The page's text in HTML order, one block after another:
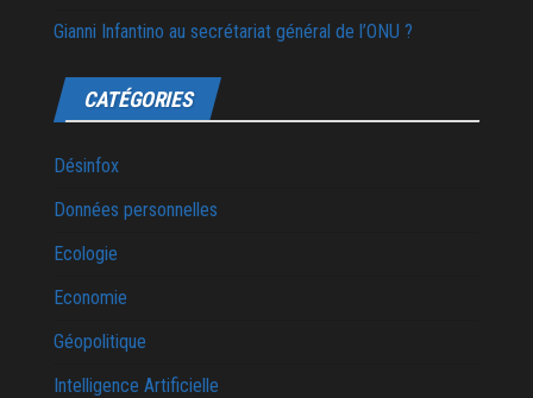
Gianni Infantino au secrétariat général de l’ONU ?
CATÉGORIES
Désinfox
Données personnelles
Ecologie
Economie
Géopolitique
Intelligence Artificielle